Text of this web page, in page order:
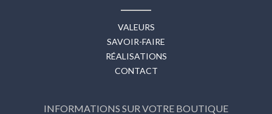
VALEURS
SAVOIR-FAIRE
RÉALISATIONS
CONTACT
INFORMATIONS SUR VOTRE BOUTIQUE